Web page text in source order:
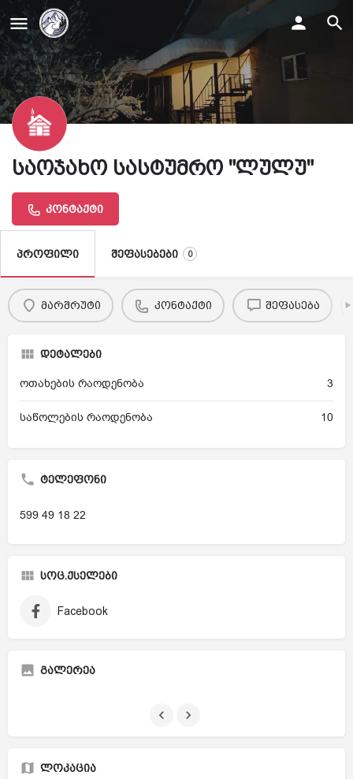
საოჯახო სასტუმრო "ლულუ"
კონტაქტი
პროფილი შეფასებები 0
მარშრუტი კონტაქტი შეფასება
დეტალები
ოთახების რაოდენობა 3
საწოლების რაოდენობა 10
ტელეფონი
599 49 18 22
სოც.ქსელები
Facebook
გალერეა
ლოკაცია